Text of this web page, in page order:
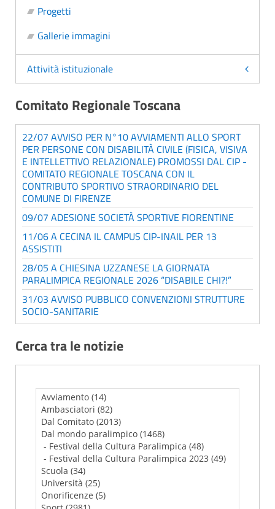
Progetti
Gallerie immagini
Attività istituzionale
Comitato Regionale Toscana
22/07 AVVISO PER N°10 AVVIAMENTI ALLO SPORT
PER PERSONE CON DISABILITÀ CIVILE (FISICA, VISIVA
E INTELLETTIVO RELAZIONALE) PROMOSSI DAL CIP -
COMITATO REGIONALE TOSCANA CON IL
CONTRIBUTO SPORTIVO STRAORDINARIO DEL
COMUNE DI FIRENZE
09/07 ADESIONE SOCIETÀ SPORTIVE FIORENTINE
11/06 A CECINA IL CAMPUS CIP-INAIL PER 13
ASSISTITI
28/05 A CHIESINA UZZANESE LA GIORNATA
PARALIMPICA REGIONALE 2026 “DISABILE CHI?!”
31/03 AVVISO PUBBLICO CONVENZIONI STRUTTURE
SOCIO-SANITARIE
Cerca tra le notizie